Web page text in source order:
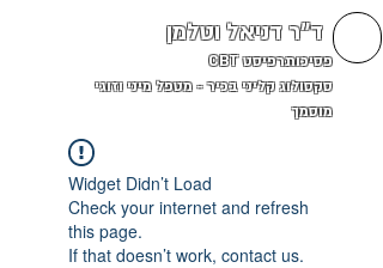
ד"ר דניאל וטלמן
פסיכותרפיסט CBT
סקסולוג קליני בכיר - מטפל מיני וזוגי
מוסמך
Widget Didn’t Load
Check your internet and refresh
this page.
If that doesn’t work, contact us.